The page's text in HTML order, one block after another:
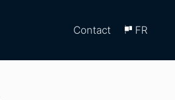
Contact FR